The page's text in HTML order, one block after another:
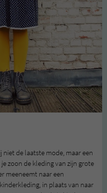
niet de laatste mode, maar een
je zoon de kleding van zijn grote
meeneemt naar een
in plaats van naar